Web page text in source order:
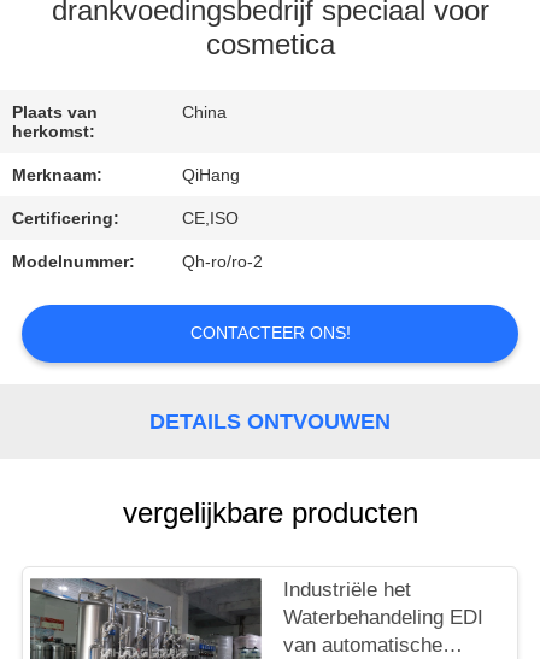
VERZOEK
OM
CITAAT
NIEUWS
drankvoedingsbedrijf speciaal voor
cosmetica
Plaats van
herkomst:
China
Merknaam: QiHang
Certificering: CE,ISO
Modelnummer: Qh-ro/ro-2
CONTACTEER ONS!
DETAILS ONTVOUWEN
vergelijkbare producten
Industriële het
Waterbehandeling EDI
van automatische